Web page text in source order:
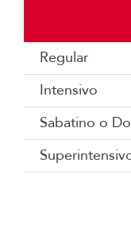
Regular
Intensivo
Sabatino o